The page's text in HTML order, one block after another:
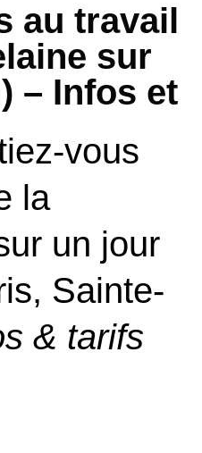
au travail
sur
– Infos et
vous
la
un jour
Sainte-
& tarifs